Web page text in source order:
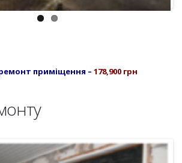
приміщення – 178,900 грн